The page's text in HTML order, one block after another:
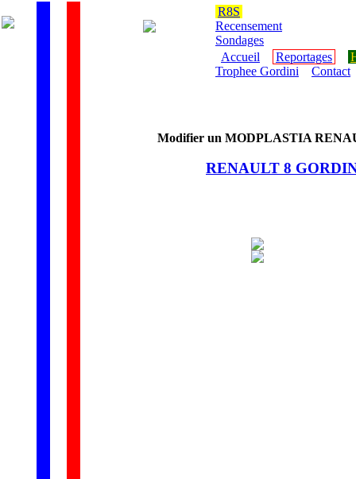
R8S
Recensement
Sondages
Accueil
Reportages
Trophee Gordini
Contact
Modifier un MODPLASTIA
RENAULT 8